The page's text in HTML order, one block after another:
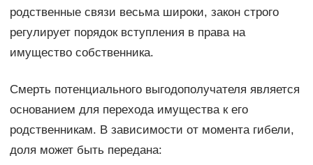
родственные связи весьма широки, закон строго
регулирует порядок вступления в права на
имущество собственника.
Смерть потенциального выгодополучателя является
основанием для перехода имущества к его
родственникам. В зависимости от момента гибели,
доля может быть передана: